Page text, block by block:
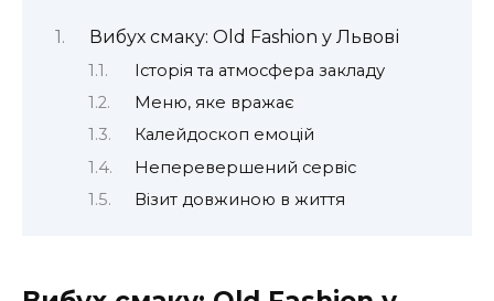
Вибух смаку: Old Fashion у Львові
Історія та атмосфера закладу
Меню, яке вражає
Калейдоскоп емоцій
Неперевершений сервіс
Візит довжиною в життя